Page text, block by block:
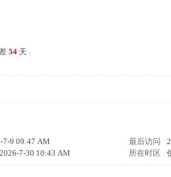
54 天 .
7-9 09:47 AM 最后访问
2026-7-30 10:43 AM 所在时区